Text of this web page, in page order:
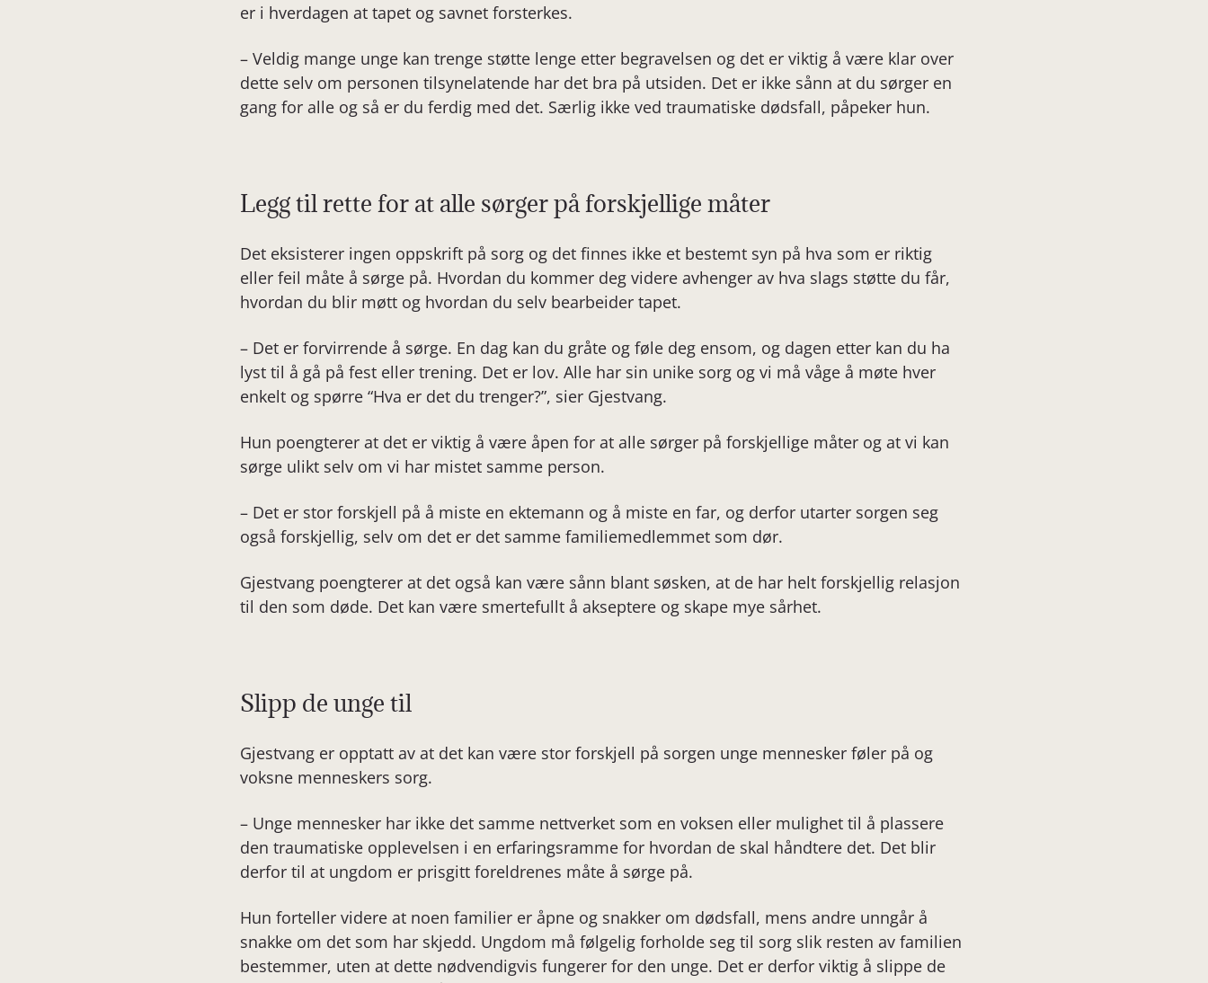
er i hverdagen at tapet og savnet forsterkes.
– Veldig mange unge kan trenge støtte lenge etter begravelsen og det er viktig å være klar over
dette selv om personen tilsynelatende har det bra på utsiden. Det er ikke sånn at du sørger en
gang for alle og så er du ferdig med det. Særlig ikke ved traumatiske dødsfall, påpeker hun.
Legg til rette for at alle sørger på forskjellige måter
Det eksisterer ingen oppskrift på sorg og det finnes ikke et bestemt syn på hva som er riktig
eller feil måte å sørge på. Hvordan du kommer deg videre avhenger av hva slags støtte du får,
hvordan du blir møtt og hvordan du selv bearbeider tapet.
– Det er forvirrende å sørge. En dag kan du gråte og føle deg ensom, og dagen etter kan du ha
lyst til å gå på fest eller trening. Det er lov. Alle har sin unike sorg og vi må våge å møte hver
enkelt og spørre “Hva er det du trenger?”, sier Gjestvang.
Hun poengterer at det er viktig å være åpen for at alle sørger på forskjellige måter og at vi kan
sørge ulikt selv om vi har mistet samme person.
– Det er stor forskjell på å miste en ektemann og å miste en far, og derfor utarter sorgen seg
også forskjellig, selv om det er det samme familiemedlemmet som dør.
Gjestvang poengterer at det også kan være sånn blant søsken, at de har helt forskjellig relasjon
til den som døde. Det kan være smertefullt å akseptere og skape mye sårhet.
Slipp de unge til
Gjestvang er opptatt av at det kan være stor forskjell på sorgen unge mennesker føler på og
voksne menneskers sorg.
– Unge mennesker har ikke det samme nettverket som en voksen eller mulighet til å plassere
den traumatiske opplevelsen i en erfaringsramme for hvordan de skal håndtere det. Det blir
derfor til at ungdom er prisgitt foreldrenes måte å sørge på.
Hun forteller videre at noen familier er åpne og snakker om dødsfall, mens andre unngår å
snakke om det som har skjedd. Ungdom må følgelig forholde seg til sorg slik resten av familien
bestemmer, uten at dette nødvendigvis fungerer for den unge. Det er derfor viktig å slippe de